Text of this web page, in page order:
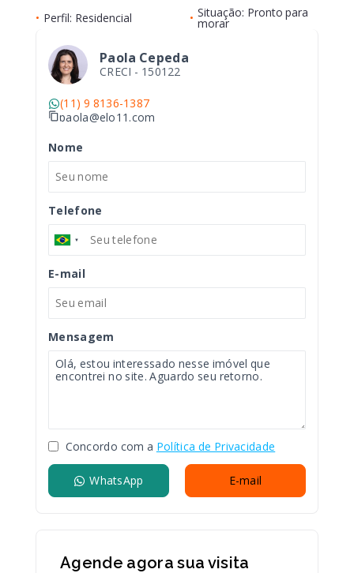
• Perfil: Residencial • Situação: Pronto para
morar
Paola Cepeda
CRECI - 150122
(11) 9 8136-1387
paola@elo11.com
Nome
Telefone
E-mail
Mensagem
Concordo com a Política de Privacidade
WhatsApp E-mail
Agende agora sua visita